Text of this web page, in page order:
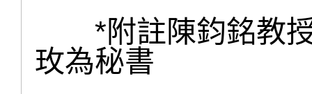
*附註陳鈞銘教授
玫為秘書